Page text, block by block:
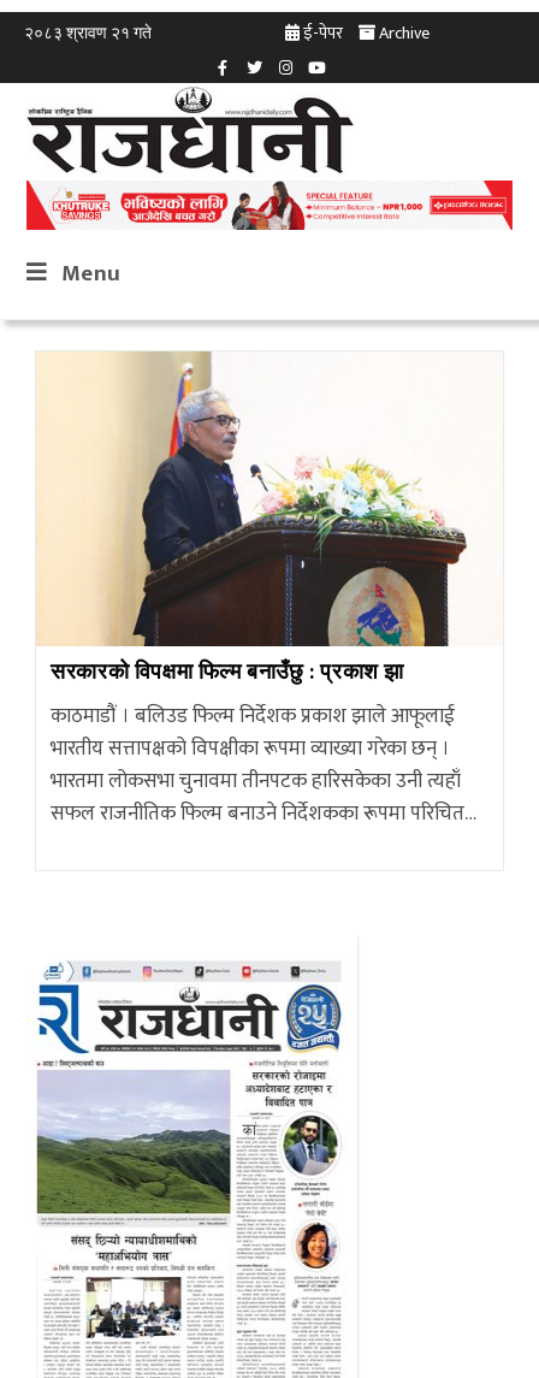
२०८३ श्रावण २१ गते ई-पेपर Archive
Menu
सरकारको विपक्षमा फिल्म बनाउँछु : प्रकाश झा
काठमाडौं । बलिउड फिल्म निर्देशक प्रकाश झाले आफूलाई
भारतीय सत्तापक्षको विपक्षीका रूपमा व्याख्या गरेका छन् ।
भारतमा लोकसभा चुनावमा तीनपटक हारिसकेका उनी त्यहाँ
सफल राजनीतिक फिल्म बनाउने निर्देशकका रूपमा परिचित…